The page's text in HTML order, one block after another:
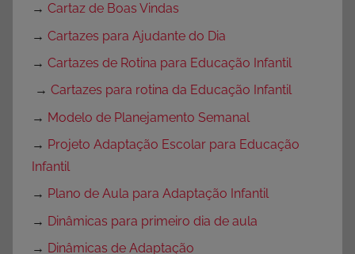
→ Cartaz de Boas Vindas
→ Cartazes para Ajudante do Dia
→ Cartazes de Rotina para Educação Infantil
→ Cartazes para rotina da Educação Infantil
→ Modelo de Planejamento Semanal
→ Projeto Adaptação Escolar para Educação
Infantil
→ Plano de Aula para Adaptação Infantil
→ Dinâmicas para primeiro dia de aula
→ Dinâmicas de Adaptação